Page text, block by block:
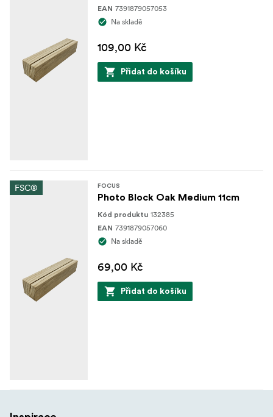
EAN 7391879057053
Na skladě
109,00 Kč
Přidat do košíku
FSC® FOCUS
Photo Block Oak Medium 11cm
Kód produktu 132385
EAN 7391879057060
Na skladě
69,00 Kč
Přidat do košíku